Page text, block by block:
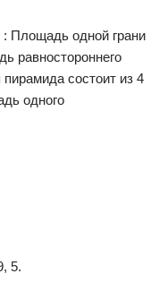
Площадь одной грани
равностороннего
пирамида состоит из 4
одного
5.